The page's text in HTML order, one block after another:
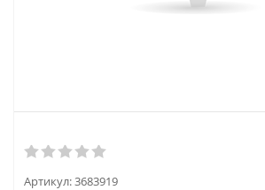
Артикул:3683919